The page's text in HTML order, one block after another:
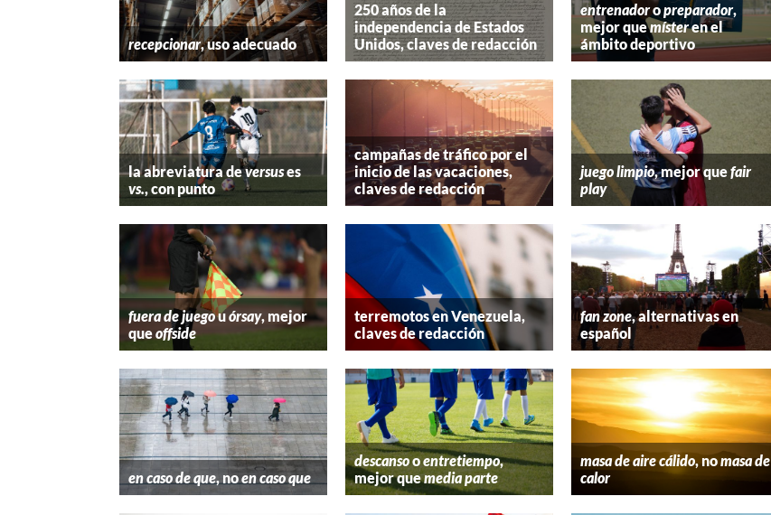
recepcionar, uso adecuado
250 años de la
independencia de Estados
Unidos, claves de redacción
entrenadoropreparador,
mejor quemísteren el
ámbito deportivo
la abreviatura deversuses
vs., con punto
campañas de tráfico por el
inicio de las vacaciones,
claves de redacción
juego limpio, mejor quefair
play
fuera de juegouórsay, mejor
queoffside
terremotos en Venezuela,
claves de redacción
fan zone, alternativas en
español
en caso de que, noen caso que
descansooentretiempo,
mejor quemedia parte
masa de aire cálido, nomasa de
calor